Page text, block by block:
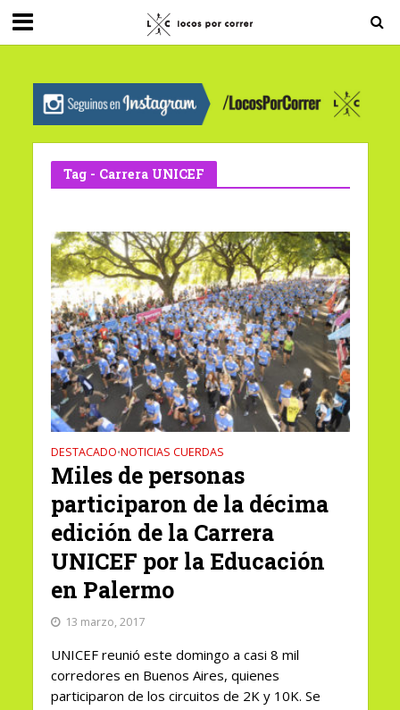
G-0X2PD3RFLV
Tag - Carrera UNICEF
DESTACADO•NOTICIAS CUERDAS
Miles de personas
participaron de la décima
edición de la Carrera
UNICEF por la Educación
en Palermo
13 marzo, 2017
UNICEF reunió este domingo a casi 8 mil
corredores en Buenos Aires, quienes
participaron de los circuitos de 2K y 10K. Se